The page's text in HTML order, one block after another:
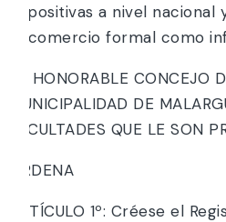
impositivas a nivel
el comercio formal como
EL HONORABLE CONCEJO
MUNICIPALIDAD DE
FACULTADES QUE LE SON
ORDENA
ARTÍCULO 1º: Créese el